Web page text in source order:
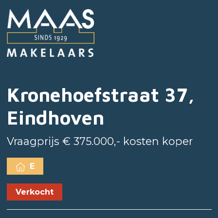
Kronehoefstraat 37,
Eindhoven
Vraagprijs € 375.000,- kosten koper
E
Verkocht